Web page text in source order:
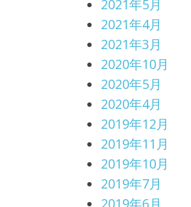
2021年5月
2021年4月
2021年3月
2020年10月
2020年5月
2020年4月
2019年12月
2019年11月
2019年10月
2019年7月
2019年6月